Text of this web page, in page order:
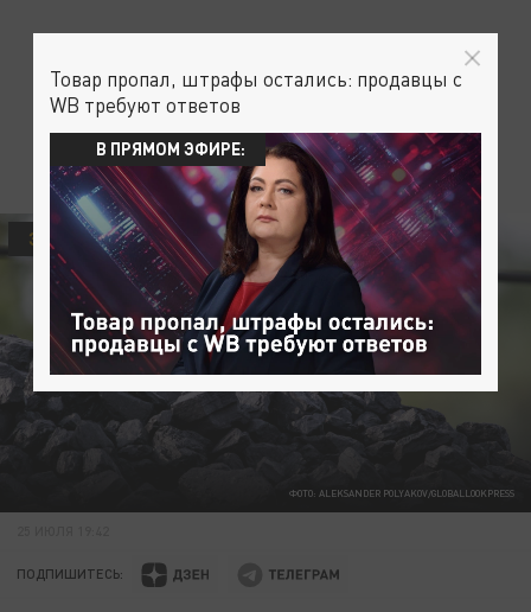
ФОТО: ALEKSANDER POLYAKOV/GLOBALLOOKPRESS
ЭКОНОМИКА
ПОДПИШИТЕСЬ:
Товар пропал, штрафы остались: продавцы с
WB требуют ответов
В ПРЯМОМ ЭФИРЕ: